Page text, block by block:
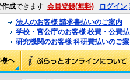
作成できます 会員登録(無料) ログイン
法人のお客様 請求書払いのご案内
学校・官公庁のお客様 校費・公費
研究機関のお客様 科研費払いのご